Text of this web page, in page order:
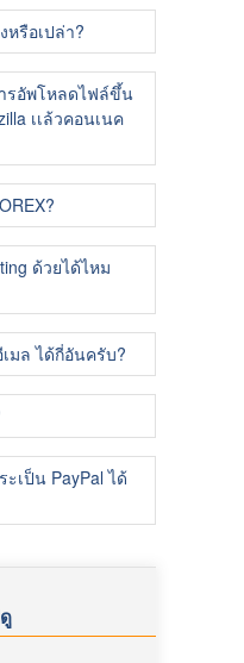
หรือเปล่า?
รอัพโหลดไฟล์ขึ้น
เเล้วคอนเนค
ด้วยได้ไหม
มล ได้กี่อันครับ?
เป็น PayPal ได้